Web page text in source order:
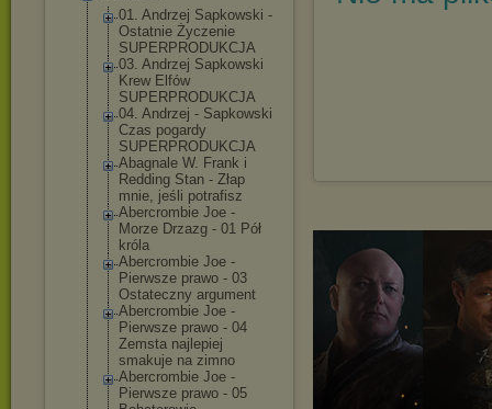
01. Andrzej Sapkowski -
Ostatnie Życzenie
SUPERPRODUKCJA
03. Andrzej Sapkowski
Krew Elfów
SUPERPRODUKCJA
04. Andrzej - Sapkowski
Czas pogardy
SUPERPRODUKCJA
Abagnale W. Frank i
Redding Stan - Złap
mnie, jeśli potrafisz
Abercrombie Joe -
Morze Drzazg - 01 Pół
króla
Abercrombie Joe -
Pierwsze prawo - 03
Ostateczny argument
Abercrombie Joe -
Pierwsze prawo - 04
Zemsta najlepiej
smakuje na zimno
Abercrombie Joe -
Pierwsze prawo - 05